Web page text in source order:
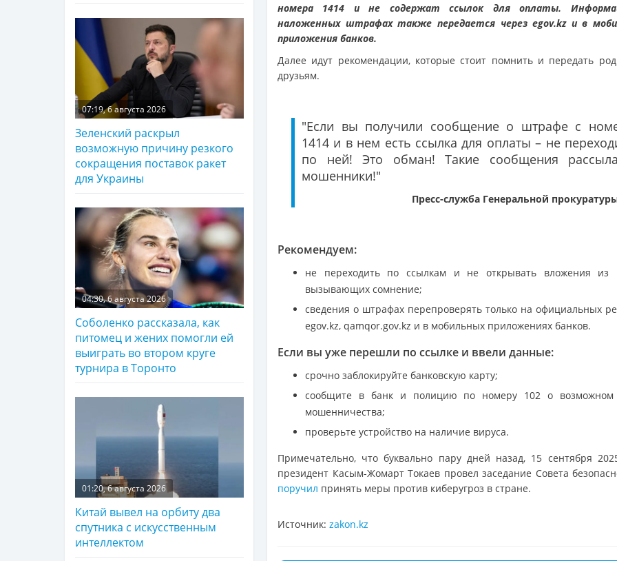
номера 1414 и не содержат ссылок для оплаты.
наложенных штрафах также передается через egov.kz и в
приложения банков.
Далее идут рекомендации, которые стоит помнить и передать
друзьям.
"Если вы получили сообщение о штрафе с
1414 и в нем есть ссылка для оплаты – не
по ней! Это обман! Такие сообщения
мошенники!"
Пресс-служба Генеральной
Рекомендуем:
не переходить по ссылкам и не открывать вложения из
вызывающих сомнение;
сведения о штрафах перепроверять только на официальных
egov.kz, qamqor.gov.kz и в мобильных приложениях банков.
Если вы уже перешли по ссылке и ввели данные:
срочно заблокируйте банковскую карту;
сообщите в банк и полицию по номеру 102 о возможном
мошенничества;
проверьте устройство на наличие вируса.
Примечательно, что буквально пару дней назад, 15 сентября
президент Касым-Жомарт Токаев провел заседание Совета
поручил принять меры против киберугроз в стране.
Источник: zakon.kz
07:19, 6 августа 2026
Зеленский раскрыл
возможную причину резкого
сокращения поставок ракет
для Украины
04:30, 6 августа 2026
Соболенко рассказала, как
питомец и жених помогли ей
выиграть во втором круге
турнира в Торонто
01:20, 6 августа 2026
Китай вывел на орбиту два
спутника с искусственным
интеллектом